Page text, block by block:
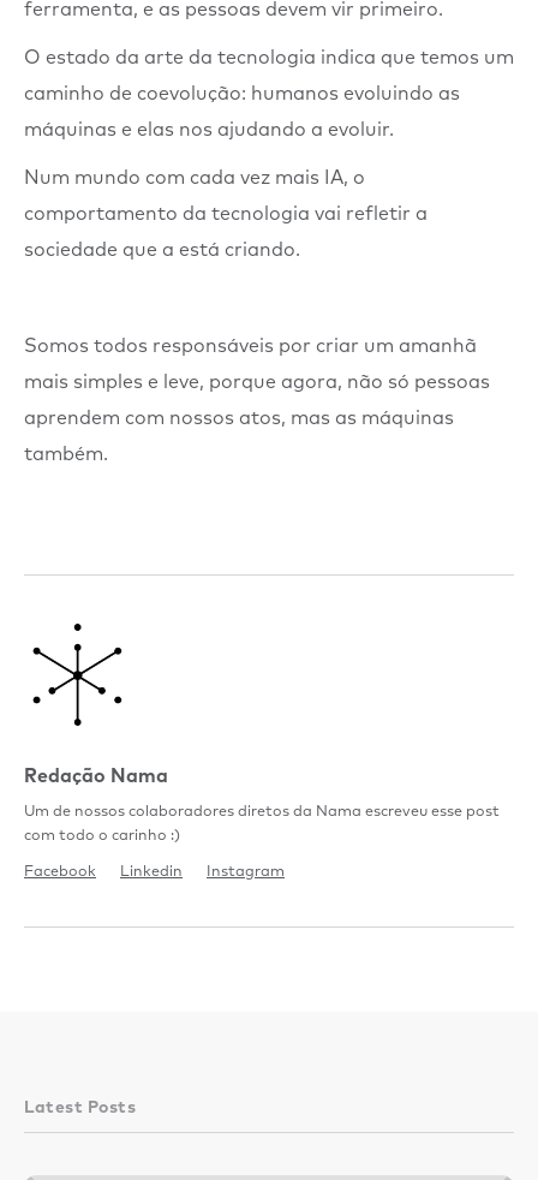
ferramenta, e as pessoas devem vir primeiro.
O estado da arte da tecnologia indica que temos um
caminho de coevolução: humanos evoluindo as
máquinas e elas nos ajudando a evoluir.
Num mundo com cada vez mais IA, o
comportamento da tecnologia vai refletir a
sociedade que a está criando.
Somos todos responsáveis por criar um amanhã
mais simples e leve, porque agora, não só pessoas
aprendem com nossos atos, mas as máquinas
também.
Redação Nama
Um de nossos colaboradores diretos da Nama escreveu esse post
com todo o carinho :)
Facebook Linkedin Instagram
Latest Posts